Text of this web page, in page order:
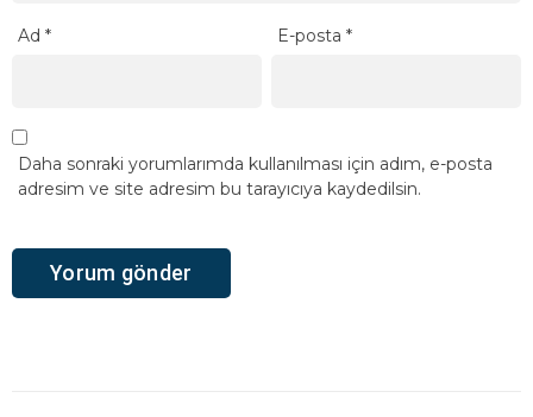
Ad * E-posta*
Daha sonraki yorumlarımda kullanılması için adım, e-posta
adresim ve site adresim bu tarayıcıya kaydedilsin.